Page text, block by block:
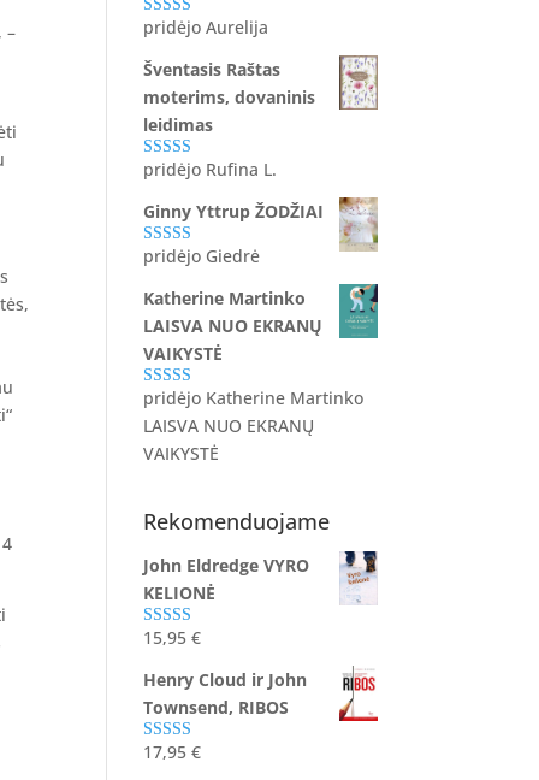
–
Įvertinimas:
pridėjo Aurelija
Šventasis Raštas
moterims, dovaninis
leidimas
Įvertinimas:
pridėjo Rufina L.
Ginny Yttrup ŽODŽIAI
Įvertinimas:
pridėjo Giedrė
Katherine Martinko
LAISVA NUO EKRANŲ
VAIKYSTĖ
Įvertinimas:
5 iš 5
pridėjo Katherine Martinko
LAISVA NUO EKRANŲ
VAIKYSTĖ
Rekomenduojame
John Eldredge VYRO
KELIONĖ
Įvertinimas:
15,95€
Henry Cloud ir John
Townsend, RIBOS
Įvertinimas:
17,95€